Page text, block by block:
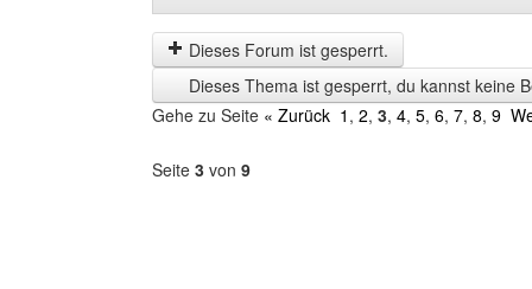
der
letzten
Zeit
anzeigen
by
Dieses Forum ist gesperrt.
Dieses Thema ist gesperrt, du kannst keine
Gehe zu Seite « Zurück 1 , 2, 3, 4, 5, 6, 7, 8, 9
Seite 3 von 9